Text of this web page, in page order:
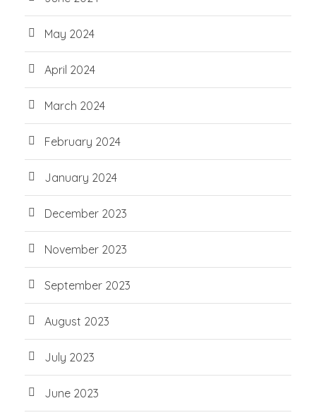
May 2024
April 2024
March 2024
February 2024
January 2024
December 2023
November 2023
September 2023
August 2023
July 2023
June 2023